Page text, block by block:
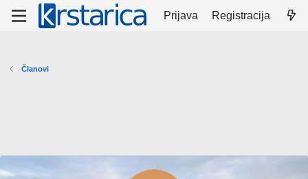
Prijava Registracija
Članovi